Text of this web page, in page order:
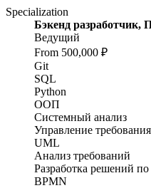
Specialization
Бэкенд
Ведущий
From 500,000 ₽
Git
SQL
Python
ООП
Системный анализ
Управление
UML
Анализ требований
Разработка решений
BPMN